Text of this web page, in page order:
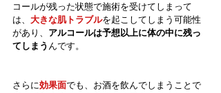
コールが残った状態で施術を受けてしまって
は、 大きな肌トラブルを起こしてしまう可能性
があり、 アルコールは予想以上に体の中に残っ
てしまう んです。
さらに効果面でも、お酒を飲んでしまうことで